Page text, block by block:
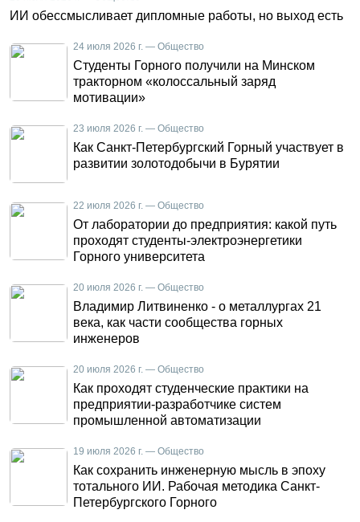
ИИ обессмысливает дипломные работы, но выход есть
24 июля 2026 г. — Общество
Студенты Горного получили на Минском
тракторном «колоссальный заряд
мотивации»
23 июля 2026 г. — Общество
Как Санкт-Петербургский Горный участвует в
развитии золотодобычи в Бурятии
22 июля 2026 г. — Общество
От лаборатории до предприятия: какой путь
проходят студенты-электроэнергетики
Горного университета
20 июля 2026 г. — Общество
Владимир Литвиненко - о металлургах 21
века, как части сообщества горных
инженеров
20 июля 2026 г. — Общество
Как проходят студенческие практики на
предприятии-разработчике систем
промышленной автоматизации
19 июля 2026 г. — Общество
Как сохранить инженерную мысль в эпоху
тотального ИИ. Рабочая методика Санкт-
Петербургского Горного